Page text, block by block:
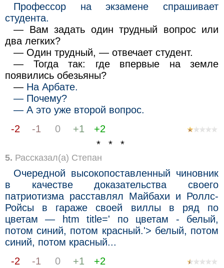
Профессор на экзамене спрашивает
студента.
— Вам задать один трудный вопрос или
два легких?
— Один трудный, — отвечает студент.
— Тогда так: где впервые на земле
появились обезьяны?
— На Арбате.
— Почему?
— А это уже второй вопрос.
-2
-1 0 +1
+2
* * *
5. Рассказал(а) Степан
Очередной высокопоставленный чиновник
в качестве доказательства своего
патриотизма расставлял Майбахи и Роллс-
Ройсы в гараже своей виллы в ряд по
цветам — htm title=' по цветам - белый,
потом синий, потом красный.'> белый, потом
синий, потом красный...
-2
-1 0 +1
+2